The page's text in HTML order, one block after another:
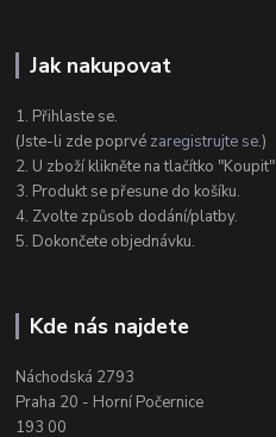
Jak nakupovat
1. Přihlaste se.
(Jste-li zde poprvé zaregistrujte se.)
2. U zboží klikněte na tlačítko "Koupit"
3. Produkt se přesune do košíku.
4. Zvolte způsob dodání/platby.
5. Dokončete objednávku.
Kde nás najdete
Náchodská 2793
Praha 20 - Horní Počernice
193 00